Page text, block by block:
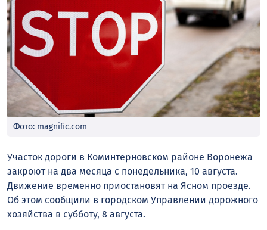
Фото: magnific.com
Участок дороги в Коминтерновском районе Воронежа
закроют на два месяца с понедельника, 10 августа.
Движение временно приостановят на Ясном проезде.
Об этом сообщили в городском Управлении дорожного
хозяйства в субботу, 8 августа.